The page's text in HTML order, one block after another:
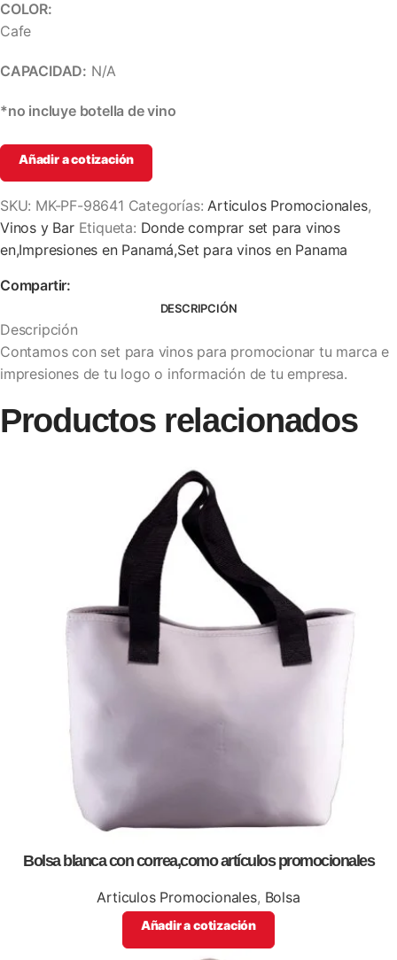
COLOR:
Cafe
CAPACIDAD: N/A
*no incluye botella de vino
Añadir a cotización
SKU: MK-PF-98641 Categorías: Articulos Promocionales,
Vinos y Bar Etiqueta: Donde comprar set para vinos
en,Impresiones en Panamá,Set para vinos en Panama
Compartir:
DESCRIPCIÓN
Descripción
Contamos con set para vinos para promocionar tu marca e
impresiones de tu logo o información de tu empresa.
Productos relacionados
Bolsa blanca con correa,como artículos promocionales
Articulos Promocionales, Bolsa
Añadir a cotización